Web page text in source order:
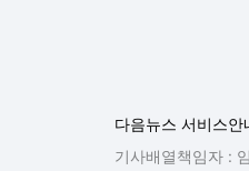
다음뉴스 서비스안
기사배열책임자 :